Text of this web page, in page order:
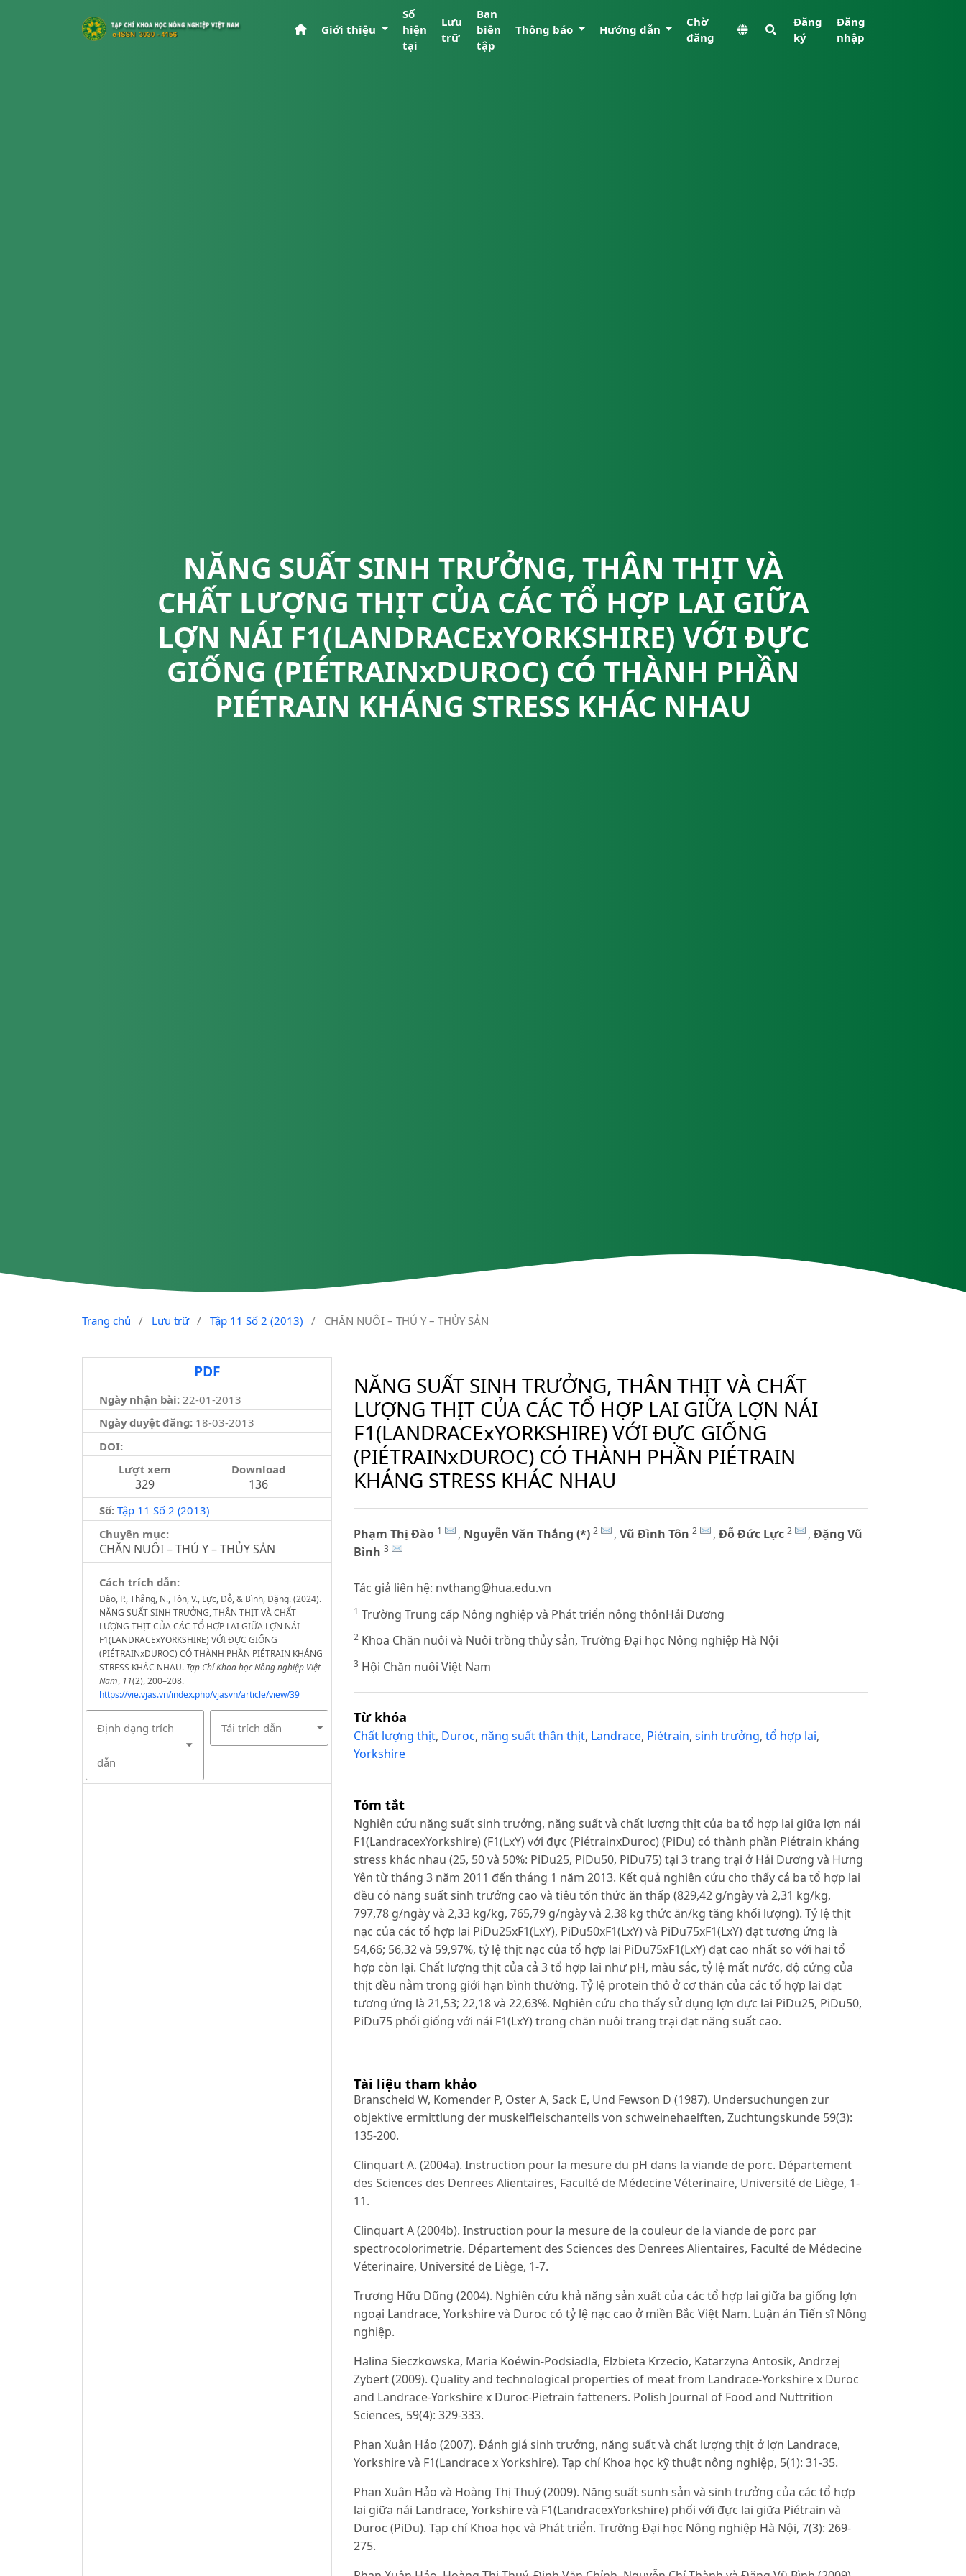
Giới thiệu
Số
hiện
tại
Lưu
trữ
Ban
biên
tập
Thông báo Hướng dẫn
Chờ
đăng
Đăng
ký
Đăng
nhập
NĂNG SUẤT SINH TRƯỞNG, THÂN THỊT VÀ
CHẤT LƯỢNG THỊT CỦA CÁC TỔ HỢP LAI GIỮA
LỢN NÁI F1(LANDRACExYORKSHIRE) VỚI ĐỰC
GIỐNG (PIÉTRAINxDUROC) CÓ THÀNH PHẦN
PIÉTRAIN KHÁNG STRESS KHÁC NHAU
Trang chủ / Lưu trữ / Tập 11 Số 2 (2013) / CHĂN NUÔI – THÚ Y – THỦY SẢN
PDF
Ngày nhận bài: 22-01-2013
Ngày duyệt đăng:18-03-2013
DOI:
Lượt xem
329
Download
136
Số: Tập 11 Số 2 (2013)
Chuyên mục:
CHĂN NUÔI – THÚ Y – THỦY SẢN
Cách trích dẫn:
Đào, P., Thắng, N., Tôn, V., Lực, Đỗ, & Bình, Đặng. (2024).
NĂNG SUẤT SINH TRƯỞNG, THÂN THỊT VÀ CHẤT
LƯỢNG THỊT CỦA CÁC TỔ HỢP LAI GIỮA LỢN NÁI
F1(LANDRACExYORKSHIRE) VỚI ĐỰC GIỐNG
(PIÉTRAINxDUROC) CÓ THÀNH PHẦN PIÉTRAIN KHÁNG
STRESS KHÁC NHAU. Tạp Chí Khoa học Nông nghiệp Việt
Nam, 11(2), 200–208.
https://vie.vjas.vn/index.php/vjasvn/article/view/39
Định dạng trích
dẫn
Tải trích dẫn
NĂNG SUẤT SINH TRƯỞNG, THÂN THỊT VÀ CHẤT
LƯỢNG THỊT CỦA CÁC TỔ HỢP LAI GIỮA LỢN NÁI
F1(LANDRACExYORKSHIRE) VỚI ĐỰC GIỐNG
(PIÉTRAINxDUROC) CÓ THÀNH PHẦN PIÉTRAIN
KHÁNG STRESS KHÁC NHAU
Phạm Thị Đào 1 , Nguyễn Văn Thắng (*) 2 , Vũ Đình Tôn 2 , Đỗ Đức Lực 2 , Đặng Vũ
Bình 3
Tác giả liên hệ: nvthang@hua.edu.vn
1 Trường Trung cấp Nông nghiệp và Phát triển nông thônHải Dương
2Khoa Chăn nuôi và Nuôi trồng thủy sản, Trường Đại học Nông nghiệp Hà Nội
3Hội Chăn nuôi Việt Nam
Từ khóa
Chất lượng thịt, Duroc, năng suất thân thịt, Landrace, Piétrain, sinh trưởng, tổ hợp lai,
Yorkshire
Tóm tắt
Nghiên cứu năng suất sinh trưởng, năng suất và chất lượng thịt của ba tổ hợp lai giữa lợn nái
F1(LandracexYorkshire) (F1(LxY) với đực (PiétrainxDuroc) (PiDu) có thành phần Piétrain kháng
stress khác nhau (25, 50 và 50%: PiDu25, PiDu50, PiDu75) tại 3 trang trại ở Hải Dương và Hưng
Yên từ tháng 3 năm 2011 đến tháng 1 năm 2013. Kết quả nghiên cứu cho thấy cả ba tổ hợp lai
đều có năng suất sinh trưởng cao và tiêu tốn thức ăn thấp (829,42 g/ngày và 2,31 kg/kg,
797,78 g/ngày và 2,33 kg/kg, 765,79 g/ngày và 2,38 kg thức ăn/kg tăng khối lượng). Tỷ lệ thịt
nạc của các tổ hợp lai PiDu25xF1(LxY), PiDu50xF1(LxY) và PiDu75xF1(LxY) đạt tương ứng là
54,66; 56,32 và 59,97%, tỷ lệ thịt nạc của tổ hợp lai PiDu75xF1(LxY) đạt cao nhất so với hai tổ
hợp còn lại. Chất lượng thịt của cả 3 tổ hợp lai như pH, màu sắc, tỷ lệ mất nước, độ cứng của
thịt đều nằm trong giới hạn bình thường. Tỷ lệ protein thô ở cơ thăn của các tổ hợp lai đạt
tương ứng là 21,53; 22,18 và 22,63%. Nghiên cứu cho thấy sử dụng lợn đực lai PiDu25, PiDu50,
PiDu75 phối giống với nái F1(LxY) trong chăn nuôi trang trại đạt năng suất cao.
Tài liệu tham khảo
Branscheid W, Komender P, Oster A, Sack E, Und Fewson D (1987). Undersuchungen zur
objektive ermittlung der muskelfleischanteils von schweinehaelften, Zuchtungskunde 59(3):
135-200.
Clinquart A. (2004a). Instruction pour la mesure du pH dans la viande de porc. Département
des Sciences des Denrees Alientaires, Faculté de Médecine Véterinaire, Université de Liège, 1-
11.
Clinquart A (2004b). Instruction pour la mesure de la couleur de la viande de porc par
spectrocolorimetrie. Département des Sciences des Denrees Alientaires, Faculté de Médecine
Véterinaire, Université de Liège, 1-7.
Trương Hữu Dũng (2004). Nghiên cứu khả năng sản xuất của các tổ hợp lai giữa ba giống lợn
ngoại Landrace, Yorkshire và Duroc có tỷ lệ nạc cao ở miền Bắc Việt Nam. Luận án Tiến sĩ Nông
nghiệp.
Halina Sieczkowska, Maria Koéwin-Podsiadla, Elzbieta Krzecio, Katarzyna Antosik, Andrzej
Zybert (2009). Quality and technological properties of meat from Landrace-Yorkshire x Duroc
and Landrace-Yorkshire x Duroc-Pietrain fatteners. Polish Journal of Food and Nuttrition
Sciences, 59(4): 329-333.
Phan Xuân Hảo (2007). Đánh giá sinh trưởng, năng suất và chất lượng thịt ở lợn Landrace,
Yorkshire và F1(Landrace x Yorkshire). Tạp chí Khoa học kỹ thuật nông nghiệp, 5(1): 31-35.
Phan Xuân Hảo và Hoàng Thị Thuý (2009). Năng suất sunh sản và sinh trưởng của các tổ hợp
lai giữa nái Landrace, Yorkshire và F1(LandracexYorkshire) phối với đực lai giữa Piétrain và
Duroc (PiDu). Tạp chí Khoa học và Phát triển. Trường Đại học Nông nghiệp Hà Nội, 7(3): 269-
275.